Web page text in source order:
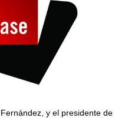
y el presidente de